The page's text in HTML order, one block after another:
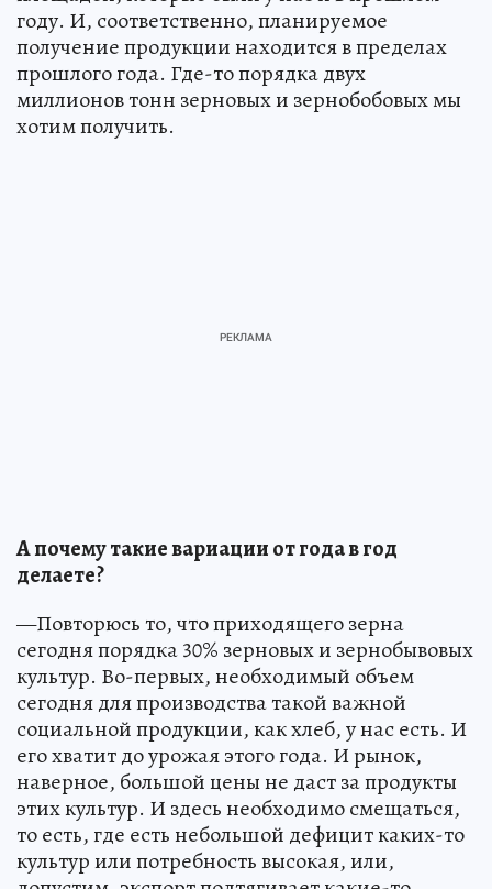
году. И, соответственно, планируемое
получение продукции находится в пределах
прошлого года. Где-то порядка двух
миллионов тонн зерновых и зернобобовых мы
хотим получить.
А почему такие вариации от года в год
делаете?
—Повторюсь то, что приходящего зерна
сегодня порядка 30% зерновых и зернобывовых
культур. Во-первых, необходимый объем
сегодня для производства такой важной
социальной продукции, как хлеб, у нас есть. И
его хватит до урожая этого года. И рынок,
наверное, большой цены не даст за продукты
этих культур. И здесь необходимо смещаться,
то есть, где есть небольшой дефицит каких-то
культур или потребность высокая, или,